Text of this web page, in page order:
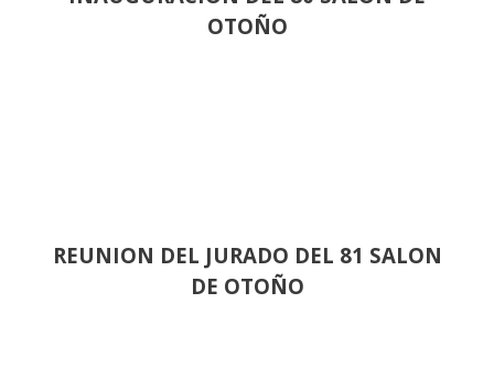
OTOÑO
REUNION DEL JURADO DEL 81 SALON
DE OTOÑO